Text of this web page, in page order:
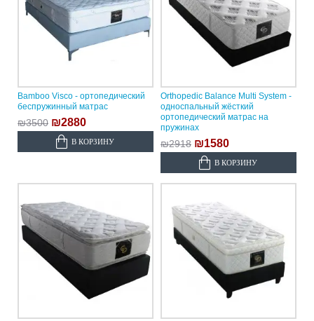
Bamboo Visco - ортопедический
беспружинный матрас
₪3500 ₪2880
В КОРЗИНУ
Orthopedic Balance Multi System -
односпальный жёсткий
ортопедический матрас на
пружинах
₪2918 ₪1580
В КОРЗИНУ